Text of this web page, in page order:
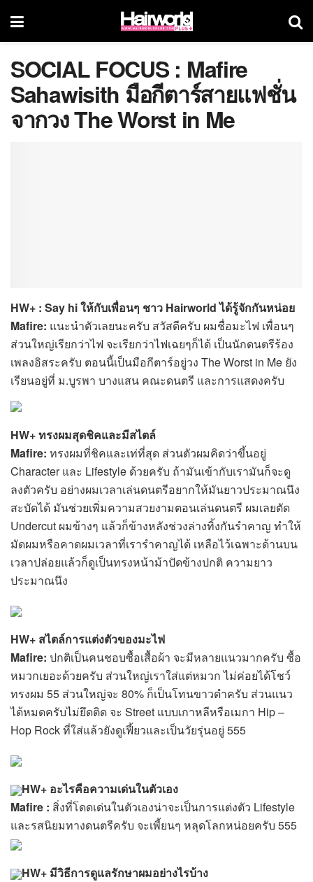
SOCIAL FOCUS : Mafire
Sahawisith มือกีตาร์สายแฟชั่น
จากวง The Worst in Me
HW+ : Say hi ให้กับเพื่อนๆ ชาว Hairworld ได้รู้จักกันหน่อย
Mafire: แนะนำตัวเลยนะครับ สวัสดีครับ ผมชื่อมะไฟ เพื่อนๆ
ส่วนใหญ่เรียกว่าไฟ จะเรียกว่าไฟเฉยๆก็ได้ เป็นนักดนตรีร้อง
เพลงอิสระครับ ตอนนี้เป็นมือกีตาร์อยู่วง The Worst in Me ยัง
เรียนอยู่ที่ ม.บูรพา บางแสน คณะดนตรี และการแสดงครับ
HW+ ทรงผมสุดชิคและมีสไตล์
Mafire: ทรงผมที่ชิคและเท่ที่สุด ส่วนตัวผมคิดว่าขึ้นอยู่
Character และ Lifestyle ด้วยครับ ถ้ามันเข้ากับเรามันก็จะดู
ลงตัวครับ อย่างผมเวลาเล่นดนตรีอยากให้มันยาวประมาณนึง
สะบัดได้ มันช่วยเพิ่มความสวยงามตอนเล่นดนตรี ผมเลยตัด
Undercut ผมข้างๆ แล้วก็ข้างหลังช่วงล่างทิ้งกันรำคาญ ทำให้
มัดผมหรือคาดผมเวลาที่เรารำคาญได้ เหลือไว้เฉพาะด้านบน
เวลาปล่อยแล้วก็ดูเป็นทรงหน้าม้าปัดข้างปกติ ความยาว
ประมาณนึง
HW+ สไตล์การแต่งตัวของมะไฟ
Mafire: ปกติเป็นคนชอบซื้อเสื้อผ้า จะมีหลายแนวมากครับ ซื้อ
หมวกเยอะด้วยครับ ส่วนใหญ่เราใส่แต่หมวก ไม่ค่อยได้โชว์
ทรงผม 55 ส่วนใหญ่จะ 80% ก็เป็นโทนขาวดำครับ ส่วนแนว
ได้หมดครับไม่ยึดติด จะ Street แบบเกาหลีหรือเมกา Hip –
Hop Rock ที่ใส่แล้วยังดูเฟี้ยวและเป็นวัยรุ่นอยู่ 555
HW+ อะไรคือความเด่นในตัวเอง
Mafire : สิ่งที่โดดเด่นในตัวเองน่าจะเป็นการแต่งตัว Lifestyle
และรสนิยมทางดนตรีครับ จะเพี้ยนๆ หลุดโลกหน่อยครับ 555
HW+ มีวิธีการดูแลรักษาผมอย่างไรบ้าง